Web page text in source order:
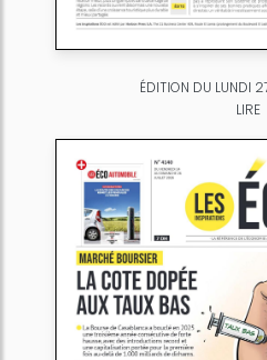
ÉDITION DU LUNDI
LIRE